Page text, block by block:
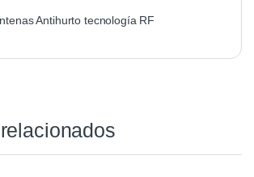
Antihurto tecnología RF